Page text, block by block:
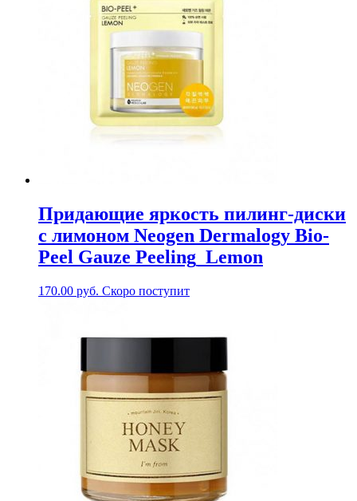
Придающие яркость пилинг-диски
с лимоном Neogen Dermalogy Bio-
Peel Gauze Peeling_Lemon
170.00 руб. Скоро поступит